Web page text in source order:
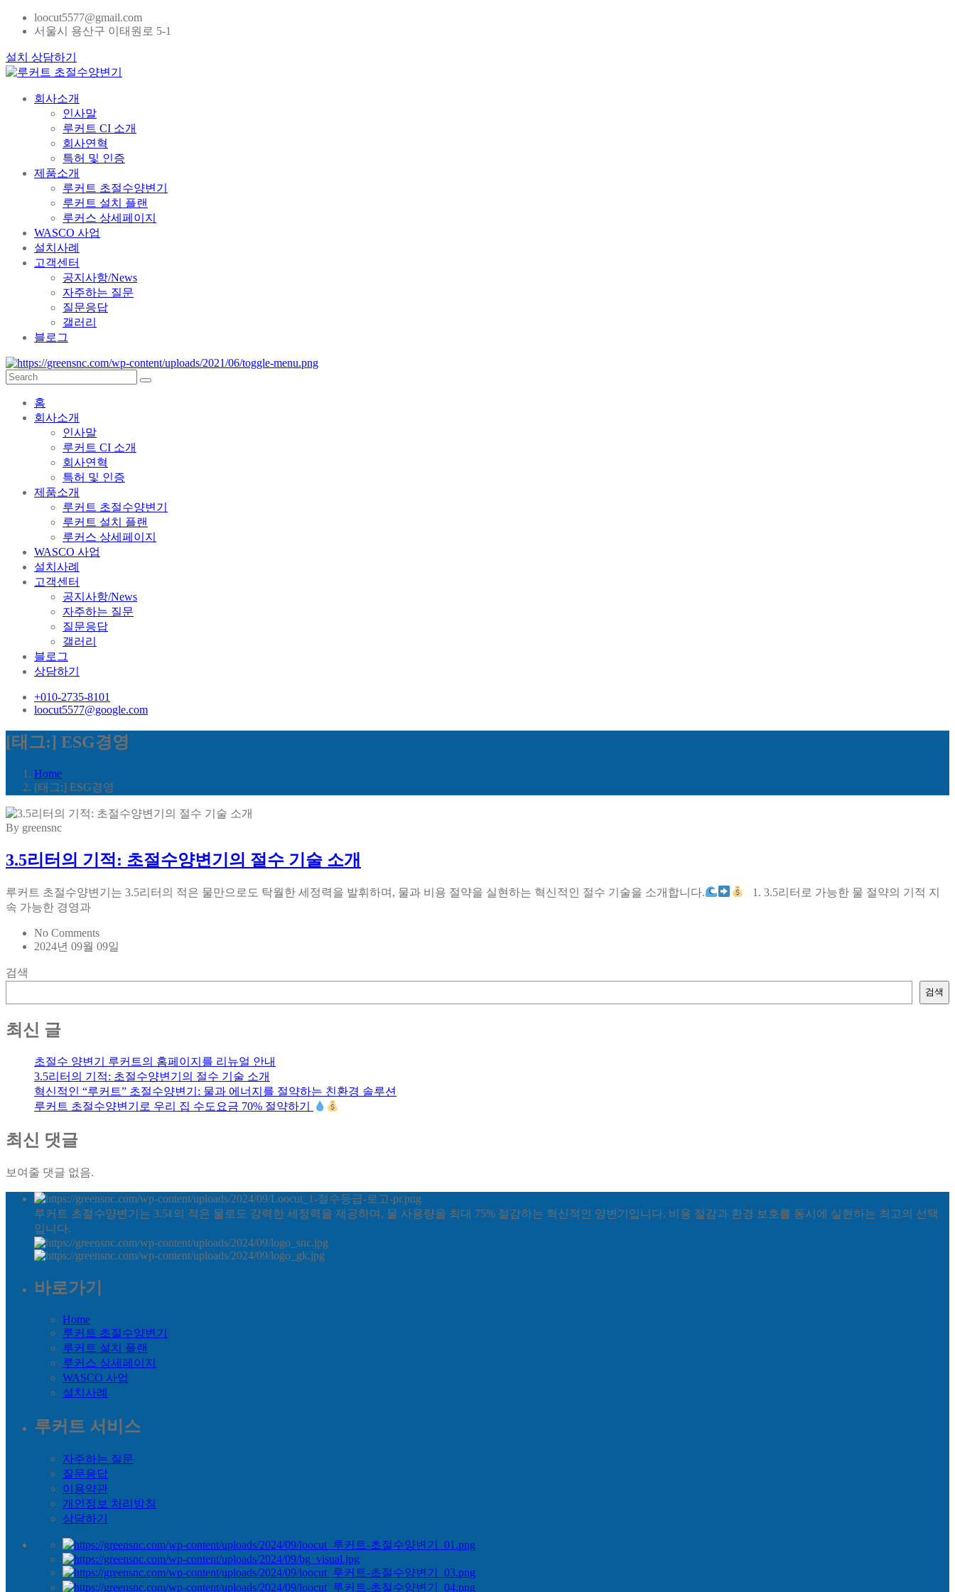
loocut5577@gmail.com
서울시 용산구 이태원로 5-1
설치 상담하기
회사소개
인사말
루커트 CI 소개
회사연혁
특허 및 인증
제품소개
루커트 초절수양변기
루커트 설치 플랜
루커스 상세페이지
WASCO 사업
설치사례
고객센터
공지사항/News
자주하는 질문
질문응답
갤러리
블로그
홈
회사소개
인사말
루커트 CI 소개
회사연혁
특허 및 인증
제품소개
루커트 초절수양변기
루커트 설치 플랜
루커스 상세페이지
WASCO 사업
설치사례
고객센터
공지사항/News
자주하는 질문
질문응답
갤러리
블로그
상담하기
+010-2735-8101
loocut5577@google.com
[태그:] ESG경영
Home
[태그:] ESG경영
By greensnc
3.5리터의 기적: 초절수양변기의 절수 기술 소개
루커트 초절수양변기는 3.5리터의 적은 물만으로도 탁월한 세정력을 발휘하며, 물과 비용 절약을 실현하는 혁신적인 절수 기술을 소개합니다.
1. 3.5리터로 가능한 물 절약의 기적 지
속 가능한 경영과
No Comments
2024년 09월 09일
검색
검색
최신 글
초절수 양변기 루커트의 홈페이지를 리뉴얼 안내
3.5리터의 기적: 초절수양변기의 절수 기술 소개
혁신적인 “루커트” 초절수양변기: 물과 에너지를 절약하는 친환경 솔루션
루커트 초절수양변기로 우리 집 수도요금 70% 절약하기
최신 댓글
보여줄 댓글 없음.
루커트 초절수양변기는 3.5ℓ의 적은 물로도 강력한 세정력을 제공하며, 물 사용량을 최대 75% 절감하는 혁신적인 양변기입니다. 비용 절감과 환경 보호를 동시에 실현하는 최고의 선택
입니다.
바로가기
Home
루커트 초절수양변기
루커트 설치 플랜
루커스 상세페이지
WASCO 사업
설치사례
루커트 서비스
자주하는 질문
질문응답
이용약관
개인정보 처리방침
상담하기